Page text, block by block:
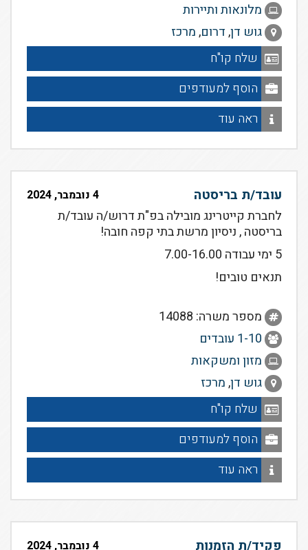
מלונאות ותיירות
גוש דן,דרום,מרכז
שלח קו"ח
הוסף למעודפים
ראה עוד
עובד/ת בריסטה 4 נובמבר, 2024
לחברת קייטרינג מובילה בפ"ת דרוש/ה עובד/ת
בריסטה , ניסיון מרשת בתי קפה חובה!
5 ימי עבודה 7.00-16.00
תנאים טובים!
מספר משרה: 14088
1-10 עובדים
מזון ומשקאות
גוש דן,מרכז
שלח קו"ח
הוסף למעודפים
ראה עוד
פקיד/ת הזמנות 4 נובמבר, 2024